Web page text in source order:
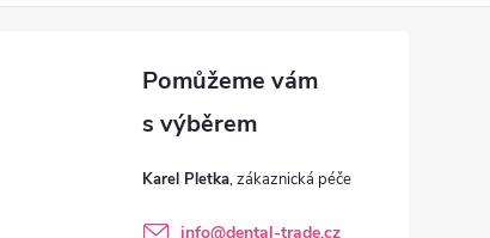
Karel Pletka
info@dental-trade.cz